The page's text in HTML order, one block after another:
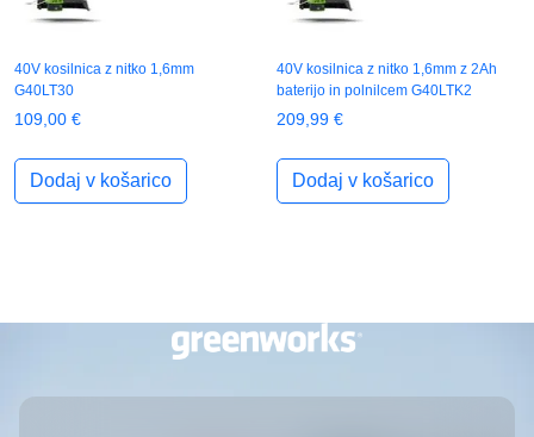
40V kosilnica z nitko 1,6mm
G40LT30
109,00 €
Dodaj v košarico
40V kosilnica z nitko 1,6mm z 2Ah
baterijo in polnilcem G40LTK2
209,99€
Dodaj v košarico